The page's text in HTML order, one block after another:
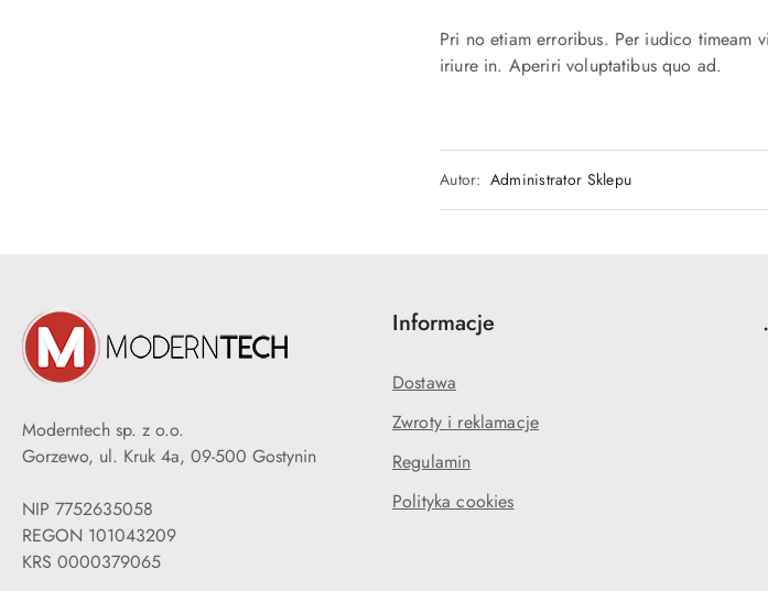
Pri no etiam erroribus. Per iudico timeam
iriure in. Aperiri voluptatibus quo ad.
Autor: Administrator Sklepu
Moderntech sp. z o.o.
Gorzewo, ul. Kruk 4a, 09-500 Gostynin
NIP 7752635058
REGON 101043209
Informacje
Dostawa
Zwroty i reklamacje
Regulamin
Polityka cookies
.